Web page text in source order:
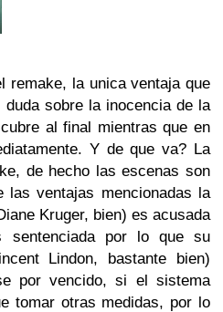
remake, la unica ventaja que
sobre la inocencia de la
al final mientras que en
Y de que va? La
de hecho las escenas son
las ventajas mencionadas la
Kruger, bien) es acusada
sentenciada por lo que su
Lindon, bastante bien)
por vencido, si el sistema
tomar otras medidas, por lo